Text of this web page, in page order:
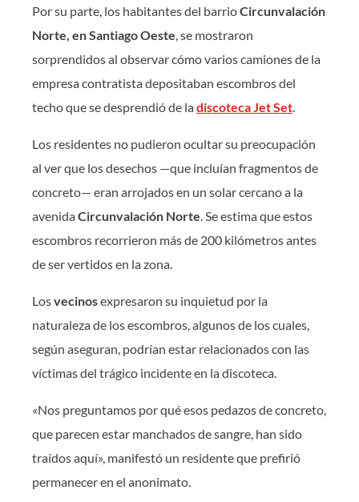
Por su parte, los habitantes del barrioCircunvalación
Norte, en Santiago Oeste, se mostraron
sorprendidos al observar cómo varios camiones de la
empresa contratista depositaban escombros del
techo que se desprendió de ladiscoteca Jet Set.
Los residentes no pudieron ocultar su preocupación
al ver que los desechos —que incluían fragmentos de
concreto— eran arrojados en un solar cercano a la
avenidaCircunvalación Norte. Se estima que estos
escombros recorrieron más de 200 kilómetros antes
de ser vertidos en la zona.
Losvecinosexpresaron su inquietud por la
naturaleza de los escombros, algunos de los cuales,
según aseguran, podrían estar relacionados con las
víctimas del trágico incidente en la discoteca.
«Nos preguntamos por qué esos pedazos de concreto,
que parecen estar manchados de sangre, han sido
traídos aquí», manifestó un residente que prefirió
permanecer en el anonimato.